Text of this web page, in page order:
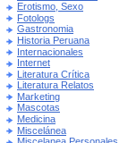
Erotismo, Sexo
Fotologs
Gastronomia
Historia Peruana
Internacionales
Internet
Literatura Crítica
Literatura Relatos
Marketing
Mascotas
Medicina
Miscelánea